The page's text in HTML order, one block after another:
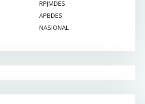
RPJMDES
APBDES
NASIONAL